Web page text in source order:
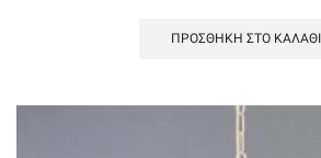
ΠΡΟΣΘΉΚΗ ΣΤΟ ΚΑΛΆΘΙ